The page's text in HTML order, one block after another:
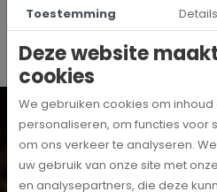
Wil je op de hoogte blijven?
digitale nieuwsbrief!
Ja, ik schrijf me in voor de
Toestemming Details
Deze website
cookies
We gebruiken cookies om
personaliseren, om functies voor
om ons verkeer te analyseren.
uw gebruik van onze site met
en analysepartners, die deze